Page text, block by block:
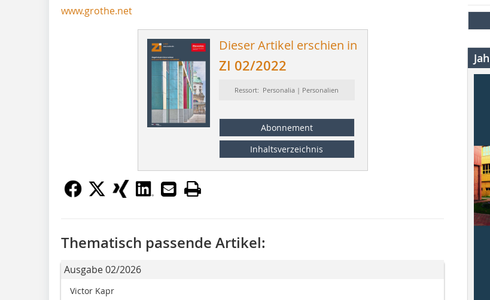
www.grothe.net
Dieser Artikel erschien in
ZI 02/2022
Ressort: Personalia | Personalien
Abonnement
Inhaltsverzeichnis
Thematisch passende Artikel:
Ausgabe 02/2026
Victor Kapr